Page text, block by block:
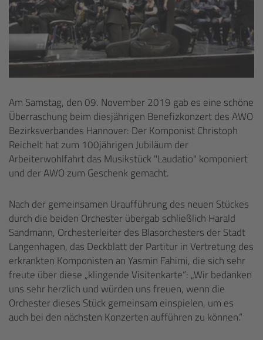
Am Samstag, den 09. November 2019 gab es eine schöne
Überraschung beim diesjährigen Benefizkonzert des AWO
Bezirksverbandes Hannover: Der Komponist Christoph
Reichelt hat zum 100jährigen Jubiläum der
Arbeiterwohlfahrt das Musikstück "Laudatio" komponiert
und der AWO zum Geschenk gemacht.
Nach der gemeinsamen Uraufführung des neuen Stückes
durch die beiden Orchester übergab schließlich Harald
Sandmann, Orchesterleiter des Blasorchesters der Stadt
Langenhagen, das Deckblatt der Partitur in Vertretung des
erkrankten Komponisten an Yasmin Fahimi, die sich sehr
freute über diese „klingende Visitenkarte“: „Wir bedanken
uns sehr herzlich und würden uns freuen, wenn die
Orchester dieses Stück gemeinsam einspielen, um es
auch bei den nächsten Konzerten aufführen zu können.“